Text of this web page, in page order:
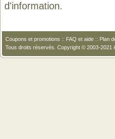
d'information.
Coupons et promotions :: FAQ et aide :: Plan
Tous droits réservés. Copyright © 2003-